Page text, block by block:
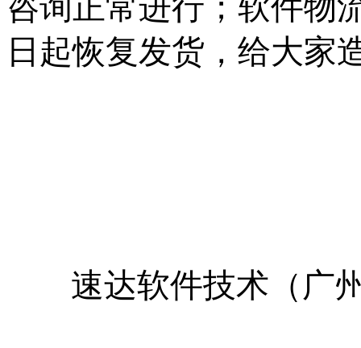
咨询正常进行；软件物
日起恢复发货，给大家
速达软件技术（广